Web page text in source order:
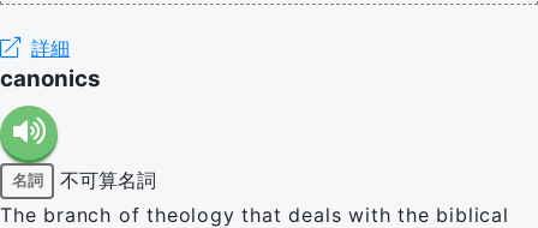
詳細
canonics
名詞
不可算名詞
The branch of theology that deals with the biblical